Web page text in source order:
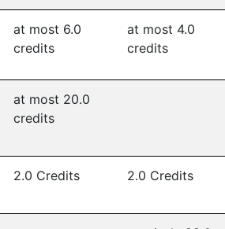
at most 6.0
credits
at most 4.0
credits
at most 20.0
credits
2.0 Credits 2.0 Credits